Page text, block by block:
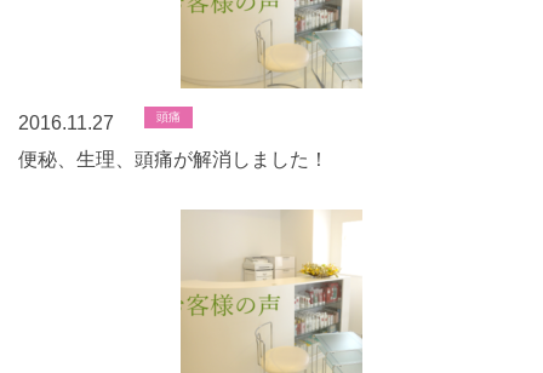
2016.11.27 頭痛
便秘、生理、頭痛が解消しました！